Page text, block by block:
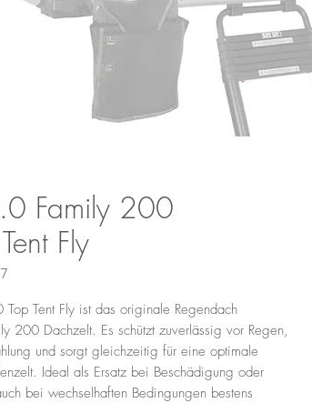
Family 200
Fly
Top Tent Fly ist das originale Regendach
200 Dachzelt. Es schützt zuverlässig vor Regen,
und sorgt gleichzeitig für eine optimale
Ideal als Ersatz bei Beschädigung oder
bei wechselhaften Bedingungen bestens